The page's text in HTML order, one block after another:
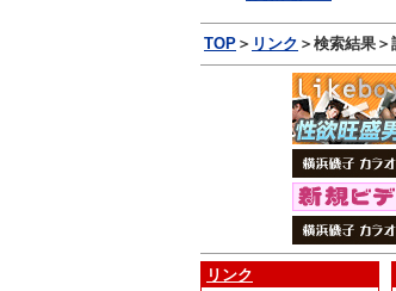
TOP ＞ リンク ＞検索結果＞
リンク